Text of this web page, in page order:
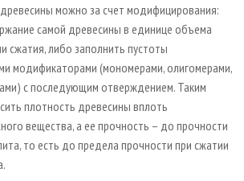
можно за счет модифицирования:
самой древесины в единице объема
сжатия, либо заполнить пустоты
модификаторами (мономерами, олигомерами,
с последующим отверждением. Таким
плотность древесины вплоть
вещества, а ее прочность – до прочности
то есть до предела прочности при сжатии